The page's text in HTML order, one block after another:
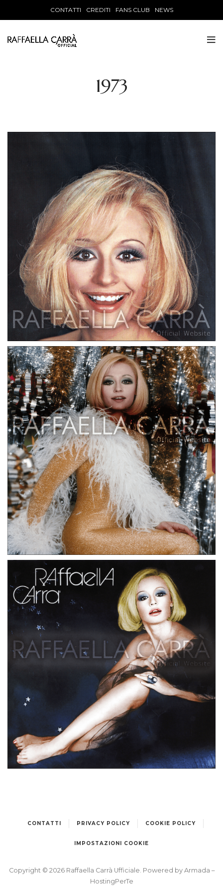
CONTATTI CREDITI FANS CLUB NEWS
1973
Cartolina promozionale CBS per il 33 giri “Scatola a
sorpresa” • Dicembre 1973, Italia
Cartolina natalizia promo CBS per il 33 giri “Scatola
a sorpresa” • Dicembre 1973, Italia
CONTATTI PRIVACY POLICY COOKIE POLICY
IMPOSTAZIONI COOKIE
Copyright © 2026 Raffaella Carrà Ufficiale. Powered by Armada –
HostingPerTe